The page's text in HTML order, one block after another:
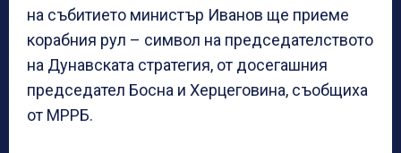
на събитието министър Иванов ще приеме
корабния рул – символ на председателството
на Дунавската стратегия, от досегашния
председател Босна и Херцеговина, съобщиха
от МРРБ.